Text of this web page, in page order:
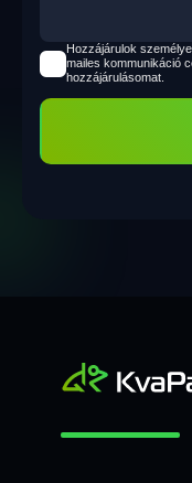
Hozzájárulok
mailes kommunikáció
hozzájárulásomat.